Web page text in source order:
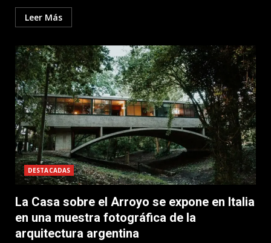
Leer Más
DESTACADAS
La Casa sobre el Arroyo se expone en Italia
en una muestra fotográfica de la
arquitectura argentina